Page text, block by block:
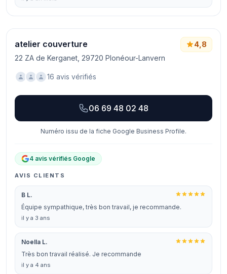
atelier couverture
22 ZA de Kerganet, 29720 Plonéour-Lanvern
4,8
16 avis vérifiés
06 69 48 02 48
Numéro issu de la fiche Google Business Profile.
4 avis vérifiés Google
AVIS CLIENTS
B L.
Équipe sympathique, très bon travail, je recommande.
il y a 3 ans
Noella L.
Très bon travail réalisé. Je recommande
il y a 4 ans